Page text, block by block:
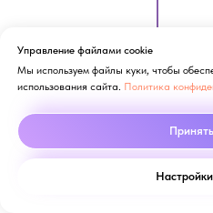
Управление файлами cookie
Мы используем файлы куки, чтобы
использования сайта. Политика